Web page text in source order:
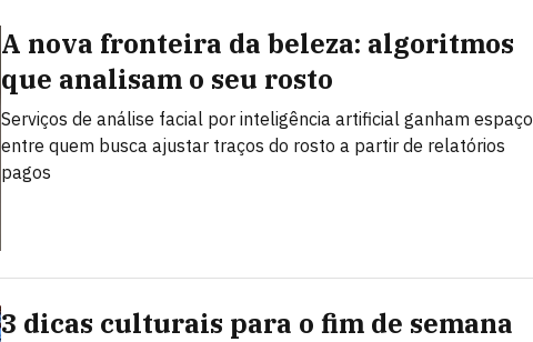
A nova fronteira da beleza: algoritmos
que analisam o seu rosto
Serviços de análise facial por inteligência artificial ganham espaço
entre quem busca ajustar traços do rosto a partir de relatórios
pagos
3 dicas culturais para o fim de semana